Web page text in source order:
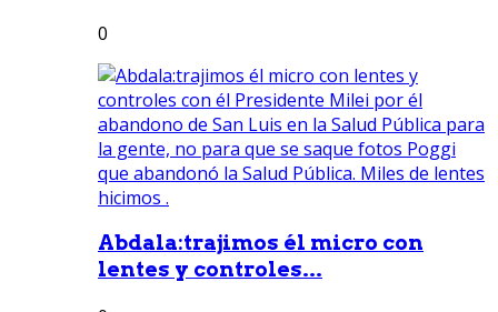
0
Abdala:trajimos él micro con
lentes y controles...